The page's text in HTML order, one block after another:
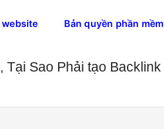
Bản quyền phần mềm
Sao Phải tạo Backlink